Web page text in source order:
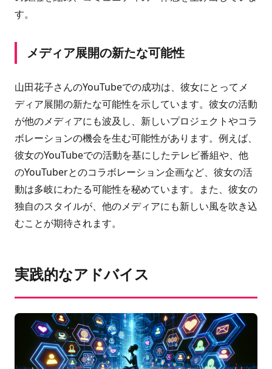
す。
メディア展開の新たな可能性
山田花子さんのYouTubeでの成功は、彼女にとってメ
ディア展開の新たな可能性を示しています。彼女の活動
が他のメディアにも波及し、新しいプロジェクトやコラ
ボレーションの機会を生む可能性があります。例えば、
彼女のYouTubeでの活動を基にしたテレビ番組や、他
のYouTuberとのコラボレーション企画など、彼女の活
動は多岐にわたる可能性を秘めています。また、彼女の
独自のスタイルが、他のメディアにも新しい風を吹き込
むことが期待されます。
実践的なアドバイス